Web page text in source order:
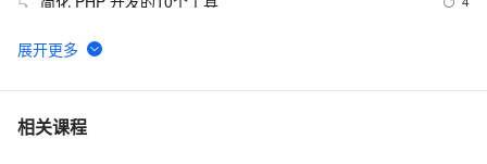
6 PHP5中定义对象的字符串值
7 PHP 接口
相关课程